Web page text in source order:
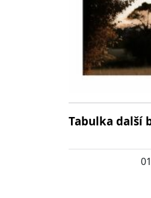
Tabulka další